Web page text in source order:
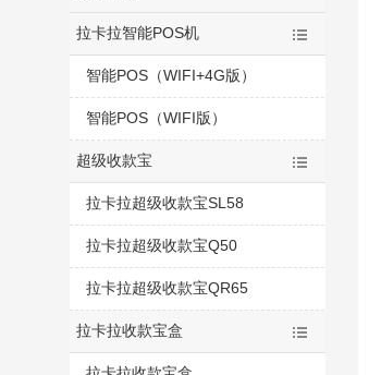
拉卡拉智能POS机
智能POS（WIFI+4G版）
智能POS（WIFI版）
超级收款宝
拉卡拉超级收款宝SL58
拉卡拉超级收款宝Q50
拉卡拉超级收款宝QR65
拉卡拉收款宝盒